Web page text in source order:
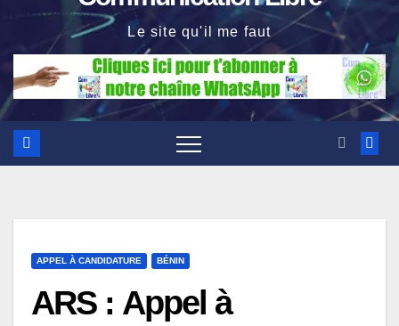
Le site qu'il me faut
APPEL À CANDIDATURE BÉNIN
ARS : Appel à